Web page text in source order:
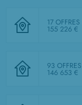
155 226 €
146 653 €